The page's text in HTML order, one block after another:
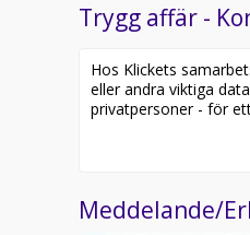
Trygg affär -
Hos Klickets
eller andra viktiga
privatpersoner - för
Meddelande/